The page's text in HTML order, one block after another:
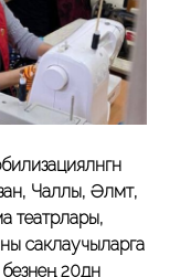
Чаллы, Әлмәт,
театрлары,
саклаучыларга
20дән